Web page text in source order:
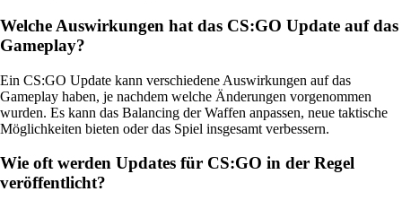
Welche Auswirkungen hat das CS:GO Update auf das
Gameplay?
Ein CS:GO Update kann verschiedene Auswirkungen auf das
Gameplay haben, je nachdem welche Änderungen vorgenommen
wurden. Es kann das Balancing der Waffen anpassen, neue taktische
Möglichkeiten bieten oder das Spiel insgesamt verbessern.
Wie oft werden Updates für CS:GO in der Regel
veröffentlicht?